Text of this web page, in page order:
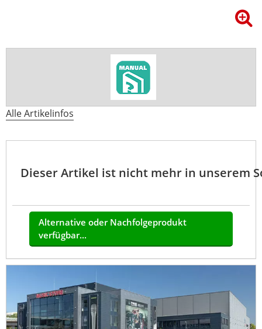
Alle Artikelinfos
Dieser Artikel ist nicht mehr in unserem
Alternative oder Nachfolgeprodukt
verfügbar...